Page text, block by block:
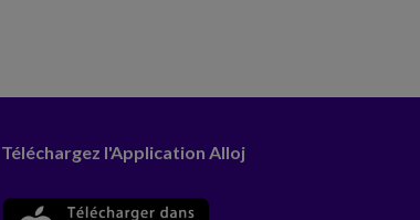
Téléchargez l'Application Alloj